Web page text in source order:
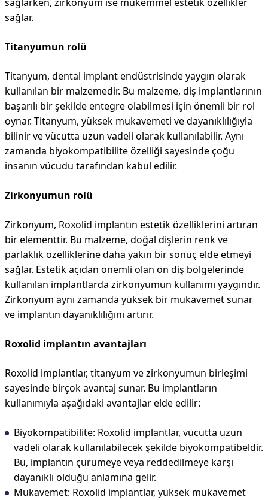
sağlar.
Titanyumun rolü
Titanyum, dental implant endüstrisinde yaygın olarak
kullanılan bir malzemedir. Bu malzeme, diş implantlarının
başarılı bir şekilde entegre olabilmesi için önemli bir rol
oynar. Titanyum, yüksek mukavemeti ve dayanıklılığıyla
bilinir ve vücutta uzun vadeli olarak kullanılabilir. Aynı
zamanda biyokompatibilite özelliği sayesinde çoğu
insanın vücudu tarafından kabul edilir.
Zirkonyumun rolü
Zirkonyum, Roxolid implantın estetik özelliklerini artıran
bir elementtir. Bu malzeme, doğal dişlerin renk ve
parlaklık özelliklerine daha yakın bir sonuç elde etmeyi
sağlar. Estetik açıdan önemli olan ön diş bölgelerinde
kullanılan implantlarda zirkonyumun kullanımı yaygındır.
Zirkonyum aynı zamanda yüksek bir mukavemet sunar
ve implantın dayanıklılığını artırır.
Roxolid implantın avantajları
Roxolid implantlar, titanyum ve zirkonyumun birleşimi
sayesinde birçok avantaj sunar. Bu implantların
kullanımıyla aşağıdaki avantajlar elde edilir:
Biyokompatibilite: Roxolid implantlar, vücutta uzun
vadeli olarak kullanılabilecek şekilde biyokompatibeldir.
Bu, implantın çürümeye veya reddedilmeye karşı
dayanıklı olduğu anlamına gelir.
Mukavemet: Roxolid implantlar, yüksek mukavemet